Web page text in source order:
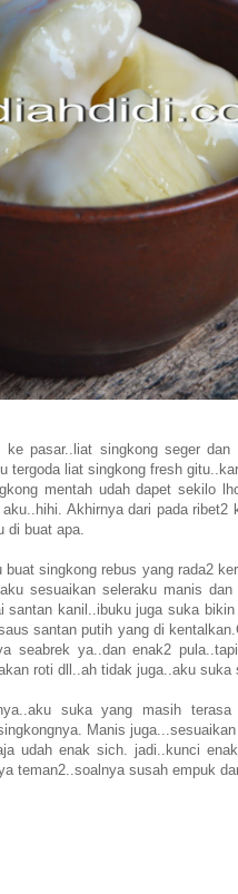
pasar..liat singkong seger
liat singkong fresh
mentah udah dapet sekilo
Akhirnya dari pada ribet2
di buat apa.
singkong rebus yang rada2
sesuaikan seleraku manis
kanil..ibuku juga suka
santan putih yang di
seabrek ya..dan enak2
roti dll..ah tidak juga..aku suka
suka yang masih
Manis
udah enak sich. jadi..kunci
teman2..soalnya susah empuk